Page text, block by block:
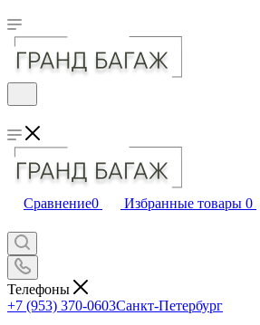
Сравнение0 Избранные товары 0
Телефоны
+7 (953) 370-0603Санкт-Петербург